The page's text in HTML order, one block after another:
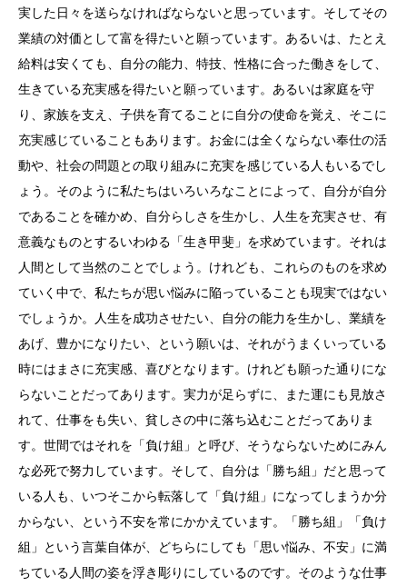
実した日々を送らなければならないと思っています。そしてその
業績の対価として富を得たいと願っています。あるいは、たとえ
給料は安くても、自分の能力、特技、性格に合った働きをして、
生きている充実感を得たいと願っています。あるいは家庭を守
り、家族を支え、子供を育てることに自分の使命を覚え、そこに
充実感じていることもあります。お金には全くならない奉仕の活
動や、社会の問題との取り組みに充実を感じている人もいるでし
ょう。そのように私たちはいろいろなことによって、自分が自分
であることを確かめ、自分らしさを生かし、人生を充実させ、有
意義なものとするいわゆる「生き甲斐」を求めています。それは
人間として当然のことでしょう。けれども、これらのものを求め
ていく中で、私たちが思い悩みに陥っていることも現実ではない
でしょうか。人生を成功させたい、自分の能力を生かし、業績を
あげ、豊かになりたい、という願いは、それがうまくいっている
時にはまさに充実感、喜びとなります。けれども願った通りにな
らないことだってあります。実力が足らずに、また運にも見放さ
れて、仕事をも失い、貧しさの中に落ち込むことだってありま
す。世間ではそれを「負け組」と呼び、そうならないためにみん
な必死で努力しています。そして、自分は「勝ち組」だと思って
いる人も、いつそこから転落して「負け組」になってしまうか分
からない、という不安を常にかかえています。「勝ち組」「負け
組」という言葉自体が、どちらにしても「思い悩み、不安」に満
ちている人間の姿を浮き彫りにしているのです。そのような仕事